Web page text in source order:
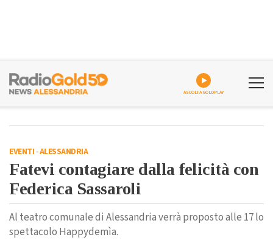
ASCOLTA GOLDPLAY
EVENTI-ALESSANDRIA
Fatevi contagiare dalla felicità con
Federica Sassaroli
Al teatro comunale di Alessandria verrà proposto alle 17 lo
spettacolo Happydemìa.